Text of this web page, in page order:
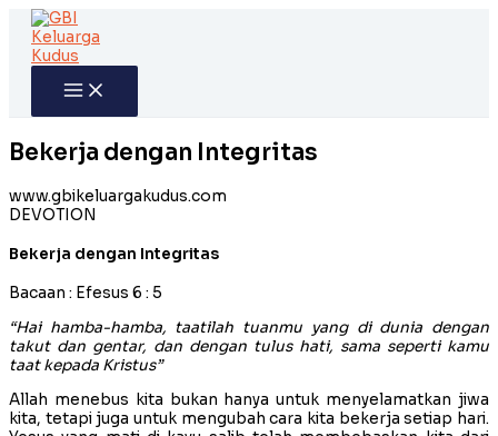
Skip
content
Bekerja dengan Integritas
www.gbikeluargakudus.com
DEVOTION
Bekerja dengan Integritas
Bacaan : Efesus 6 : 5
“Hai hamba-hamba, taatilah tuanmu yang di dunia dengan
takut dan gentar, dan dengan tulus hati, sama seperti kamu
taat kepada Kristus”
Allah menebus kita bukan hanya untuk menyelamatkan jiwa
kita, tetapi juga untuk mengubah cara kita bekerja setiap hari.